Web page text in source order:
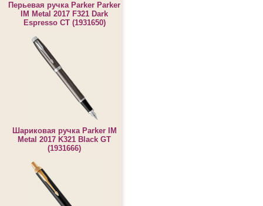
Перьевая ручка Parker Parker
IM Metal 2017 F321 Dark
Espresso CT (1931650)
Шариковая ручка Parker IM
Metal 2017 K321 Black GT
(1931666)